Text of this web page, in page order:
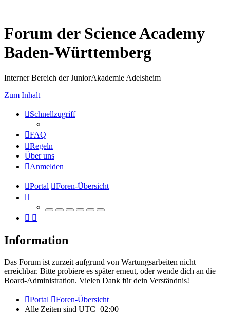
Forum der Science Academy
Baden-Württemberg
Interner Bereich der JuniorAkademie Adelsheim
Zum Inhalt
Schnellzugriff
FAQ
Regeln
Über uns
Anmelden
Portal Foren-Übersicht
Information
Das Forum ist zurzeit aufgrund von Wartungsarbeiten nicht
erreichbar. Bitte probiere es später erneut, oder wende dich an die
Board-Administration. Vielen Dank für dein Verständnis!
Portal
Foren-Übersicht
Alle Zeiten sind UTC+02:00